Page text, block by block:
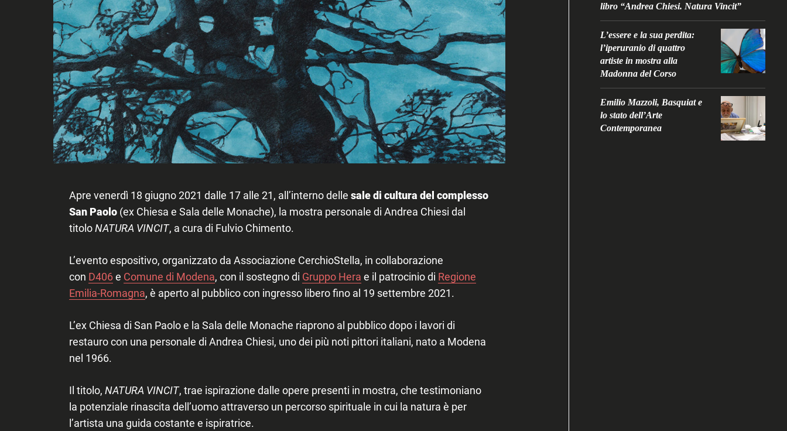
Apre venerdì 18 giugno 2021 dalle 17 alle 21, all’interno delle sale di cultura del complesso
San Paolo(ex Chiesa e Sala delle Monache), la mostra personale di Andrea Chiesi dal
titoloNATURA VINCIT, a cura di Fulvio Chimento.
L’evento espositivo, organizzato da Associazione CerchioStella, in collaborazione
con D406e Comune di Modena, con il sostegno di Gruppo Hera e il patrocinio di Regione
Emilia-Romagna, è aperto al pubblico con ingresso libero fino al 19 settembre 2021.
L’ex Chiesa di San Paolo e la Sala delle Monache riaprono al pubblico dopo i lavori di
restauro con una personale di Andrea Chiesi, uno dei più noti pittori italiani, nato a Modena
nel 1966.
Il titolo, NATURA VINCIT, trae ispirazione dalle opere presenti in mostra, che testimoniano
la potenziale rinascita dell’uomo attraverso un percorso spirituale in cui la natura è per
l’artista una guida costante e ispiratrice.
libro “Andrea Chiesi. Natura Vincit”
L’essere e la sua perdita:
l’iperuranio di quattro
artiste in mostra alla
Madonna del Corso
Emilio Mazzoli, Basquiat e
lo stato dell’Arte
Contemporanea